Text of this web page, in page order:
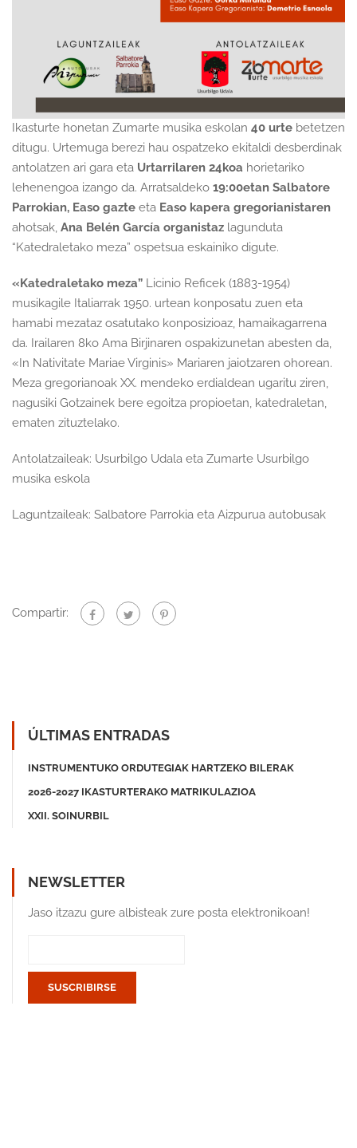
Ikasturte honetan Zumarte musika eskolan 40 urte betetzen
ditugu. Urtemuga berezi hau ospatzeko ekitaldi desberdinak
antolatzen ari gara eta Urtarrilaren 24koa horietariko
lehenengoa izango da. Arratsaldeko 19:00etan Salbatore
Parrokian, Easo gazte eta Easo kapera gregorianistaren
ahotsak, Ana Belén García organistaz lagunduta
“Katedraletako meza” ospetsua eskainiko digute.
«Katedraletako meza” Licinio Reficek (1883-1954)
musikagile Italiarrak 1950. urtean konposatu zuen eta
hamabi mezataz osatutako konposizioaz, hamaikagarrena
da. Irailaren 8ko Ama Birjinaren ospakizunetan abesten da,
«In Nativitate Mariae Virginis» Mariaren jaiotzaren ohorean.
Meza gregorianoak XX. mendeko erdialdean ugaritu ziren,
nagusiki Gotzainek bere egoitza propioetan, katedraletan,
ematen zituztelako.
Antolatzaileak: Usurbilgo Udala eta Zumarte Usurbilgo
musika eskola
Laguntzaileak: Salbatore Parrokia eta Aizpurua autobusak
Compartir:
ÚLTIMAS ENTRADAS
INSTRUMENTUKO ORDUTEGIAK HARTZEKO BILERAK
2026-2027 IKASTURTERAKO MATRIKULAZIOA
XXII. SOINURBIL
NEWSLETTER
Jaso itzazu gure albisteak zure posta elektronikoan!